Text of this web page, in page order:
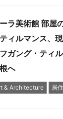
ラ美術館 部屋
ィルマンス、
ガング・ティ
へ
& Architecture 居